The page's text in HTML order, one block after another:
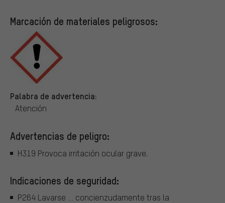
Marcación de materiales peligrosos:
Palabra de advertencia:
Atención
Advertencias de peligro:
H319 Provoca irritación ocular grave.
Indicaciones de seguridad:
P264 Lavarse … concienzudamente tras la